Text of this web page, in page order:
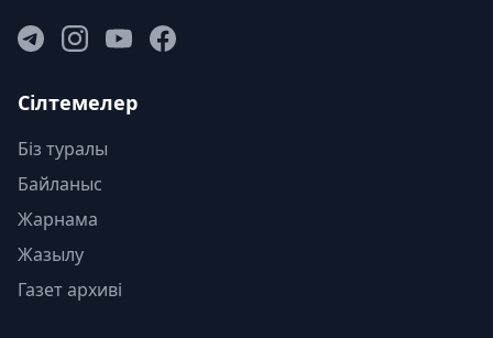
Сілтемелер
Біз туралы
Байланыс
Жарнама
Жазылу
Газет архиві